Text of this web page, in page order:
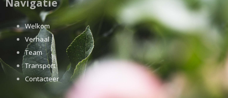
Welkom
Verhaal
Team
Transport
Contacteer